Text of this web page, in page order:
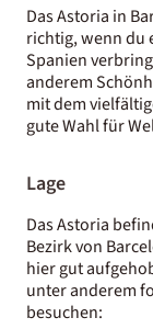
Das Astoria in
richtig, wenn du
Spanien
anderem
mit dem
gute Wahl für
Lage
Das Astoria
Bezirk von
hier gut
unter anderem
besuchen: